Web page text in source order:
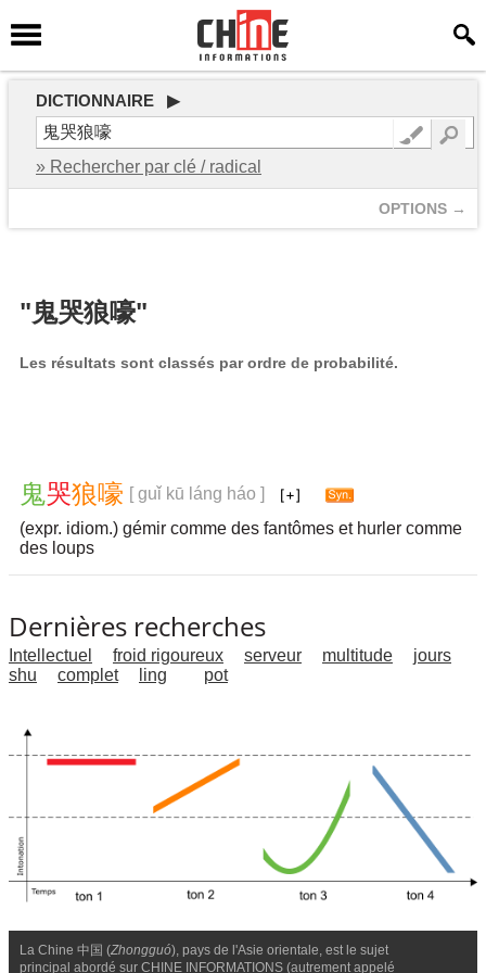
DICTIONNAIRE ▶
» Rechercher par clé / radical
OPTIONS →
"鬼哭狼嚎"
Les résultats sont classés par ordre de probabilité.
鬼哭狼嚎 [ guǐ kū láng háo ]
(expr. idiom.) gémir comme des fantômes et hurler comme
des loups
Dernières recherches
Intellectuel froid rigoureux serveur multitude
jours
shu
complet ling pot
La Chine 中国 (Zhongguó), pays de l'Asie orientale, est le sujet
principal abordé sur CHINE INFORMATIONS (autrement appelé